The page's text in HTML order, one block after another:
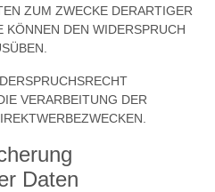
ZUM ZWECKE DERARTIGER
DEN WIDERSPRUCH
VERARBEITUNG DER
Daten